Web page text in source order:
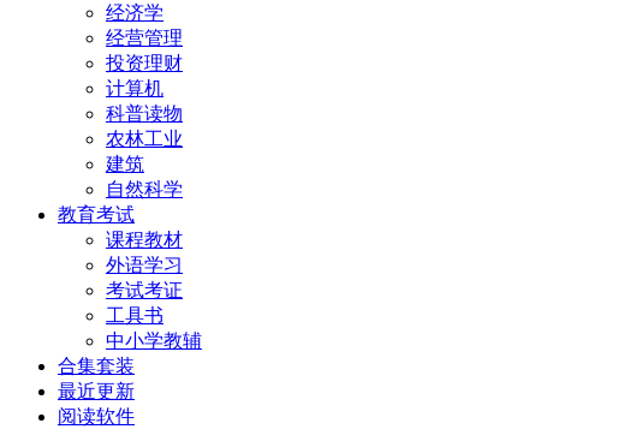
经济学
经营管理
投资理财
计算机
科普读物
农林工业
建筑
自然科学
教育考试
课程教材
外语学习
考试考证
工具书
中小学教辅
合集套装
最近更新
阅读软件